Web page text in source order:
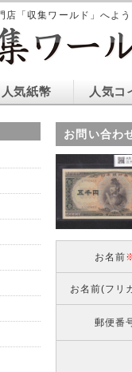
店「収集ワールド」へよ
人気紙幣 人気コ
お問い合わ
お名前
お名前(フリ
郵便番